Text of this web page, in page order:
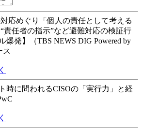
応めぐり「個人の責任として考える
責任者の指示”など避難対応の検証行
爆発】（TBS NEWS DIG Powered by
ス
時に問われるCISOの「実行力」と経